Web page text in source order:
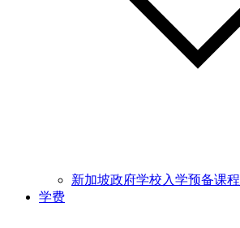
新加坡政府学校入学预备课程
学费